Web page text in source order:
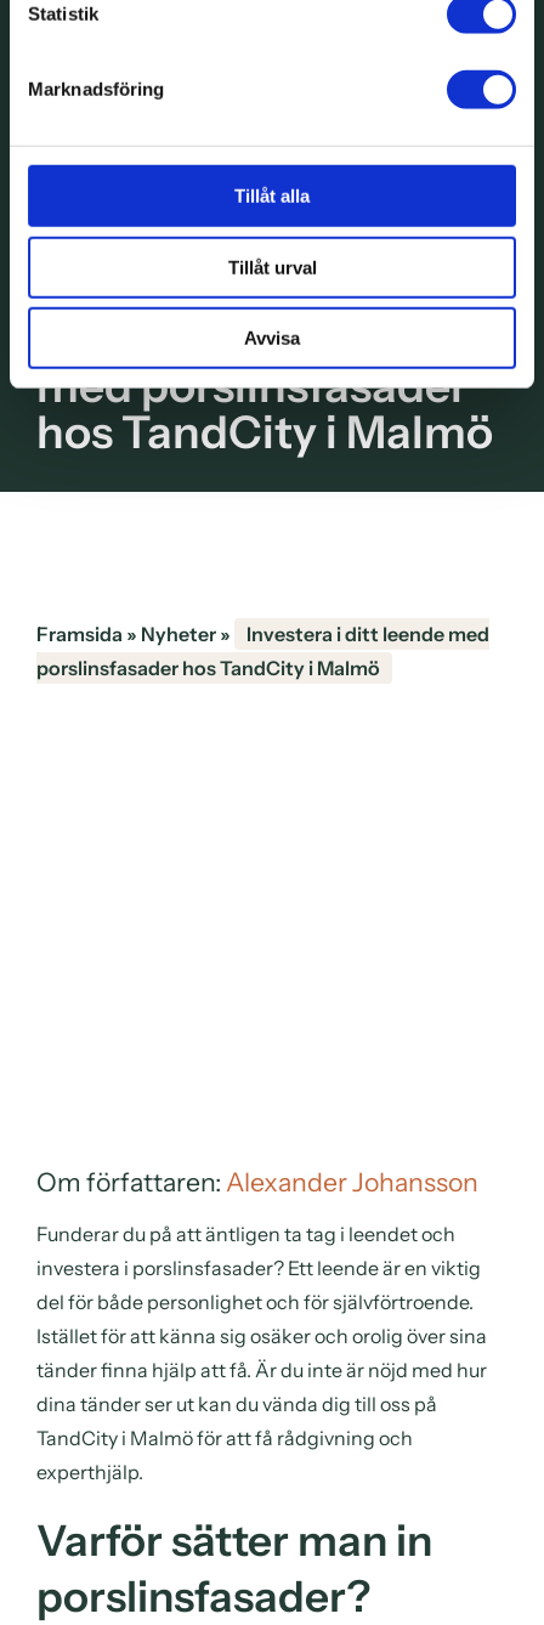
Statistik
Marknadsföring
Tillåt alla
Tillåt urval
Avvisa
Investera i ditt leende
med porslinsfasader
hos TandCity i Malmö
Framsida » Nyheter»
Investera i ditt leende med
porslinsfasader hos TandCity i Malmö
Om författaren: Alexander Johansson
Funderar du på att äntligen ta tag i leendet och
investera i porslinsfasader? Ett leende är en viktig
del för både personlighet och för självförtroende.
Istället för att känna sig osäker och orolig över sina
tänder finna hjälp att få. Är du inte är nöjd med hur
dina tänder ser ut kan du vända dig till oss på
TandCity i Malmö för att få rådgivning och
experthjälp.
Varför sätter man in
porslinsfasader?